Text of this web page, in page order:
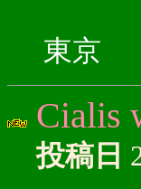
東京
Cialis
投稿日